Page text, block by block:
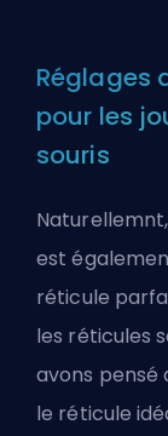
Réglages
pour les
souris
est
réticule
les réticules
avons pensé
le réticule